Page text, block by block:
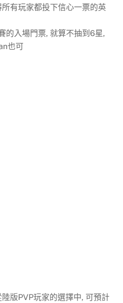
有玩家都投下信心一票的英
的入場門票, 就算不抽到6星,
也可
版PVP玩家的選擇中, 可預計